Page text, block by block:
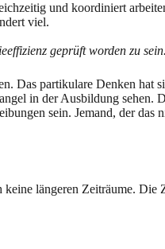
und koordiniert
viel.
geprüft worden zu sein.
Das partikulare Denken hat
in der Ausbildung sehen.
sein. Jemand, der
längeren Zeiträume.